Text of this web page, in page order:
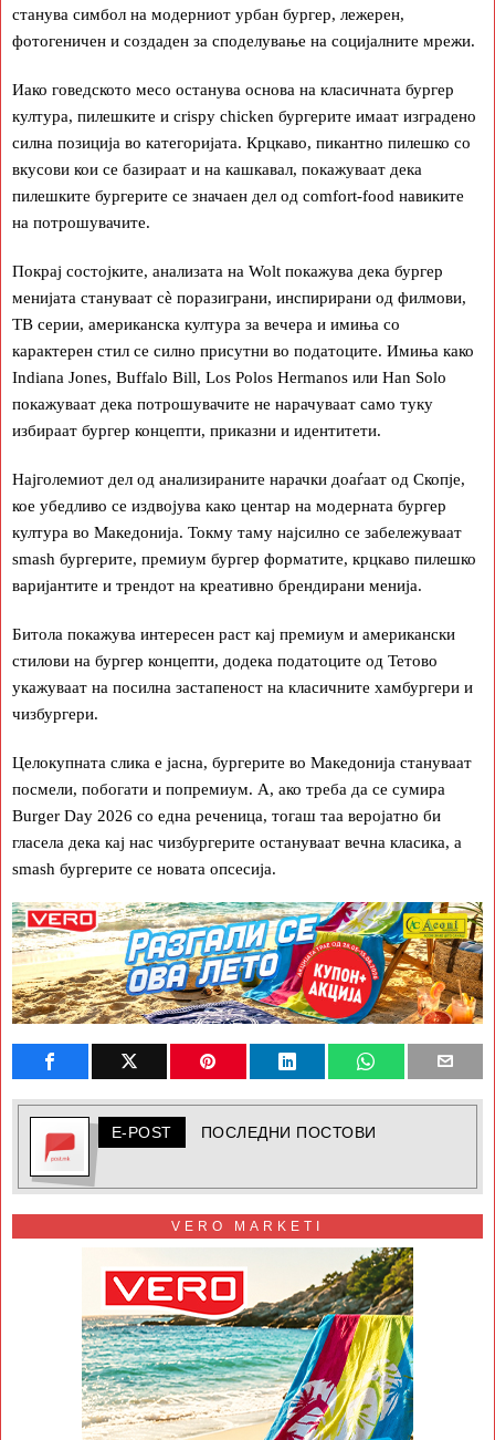
станува симбол на модерниот урбан бургер, лежерен,
фотогеничен и создаден за споделување на социјалните мрежи.
Иако говедското месо останува основа на класичната бургер
култура, пилешките и crispy chicken бургерите имаат изградено
силна позиција во категоријата. Крцкаво, пикантно пилешко со
вкусови кои се базираат и на кашкавал, покажуваат дека
пилешките бургерите се значаен дел од comfort-food навиките
на потрошувачите.
Покрај состојките, анализата на Wolt покажува дека бургер
менијата стануваат сè поразиграни, инспирирани од филмови,
ТВ серии, американска култура за вечера и имиња со
карактерен стил се силно присутни во податоците. Имиња како
Indiana Jones, Buffalo Bill, Los Polos Hermanos или Han Solo
покажуваат дека потрошувачите не нарачуваат само туку
избираат бургер концепти, приказни и идентитети.
Најголемиот дел од анализираните нарачки доаѓаат од Скопје,
кое убедливо се издвојува како центар на модерната бургер
култура во Македонија. Токму таму најсилно се забележуваат
smash бургерите, премиум бургер форматите, крцкаво пилешко
варијантите и трендот на креативно брендирани менија.
Битола покажува интересен раст кај премиум и американски
стилови на бургер концепти, додека податоците од Тетово
укажуваат на посилна застапеност на класичните хамбургери и
чизбургери.
Целокупната слика е јасна, бургерите во Македонија стануваат
посмели, побогати и попремиум. А, ако треба да се сумира
Burger Day 2026 со една реченица, тогаш таа веројатно би
гласела дека кај нас чизбургерите остануваат вечна класика, а
smash бургерите се новата опсесија.
E-POST ПОСЛЕДНИ ПОСТОВИ
VERO MARKETI